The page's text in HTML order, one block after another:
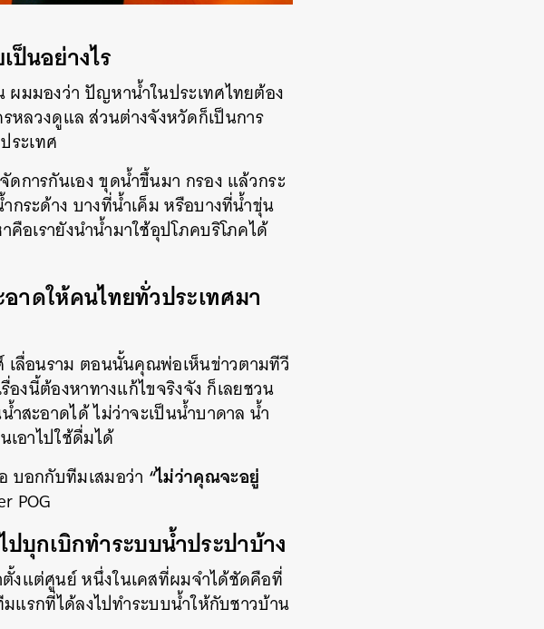
ป็นอย่างไร
ผมมองว่า ปัญหาน้ำในประเทศไทยต้อง
หลวงดูแล ส่วนต่างจังหวัดก็เป็นการ
ระเทศ
การกันเอง ขุดน้ำขึ้นมา กรอง แล้วกระ
ระด้าง บางที่น้ำเค็ม หรือบางที่น้ำขุ่น
เรายังนำน้ำมาใช้อุปโภคบริโภคได้
าดให้คนไทยทั่วประเทศมา
เลื่อนราม ตอนนั้นคุณพ่อเห็นข่าวตามทีวี
งนี้ต้องหาทางแก้ไขจริงจัง ก็เลยชวน
สะอาดได้ ไม่ว่าจะเป็นน้ำบาดาล น้ำ
อาไปใช้ดื่มได้
บอกกับทีมเสมอว่า “ไม่ว่าคุณจะอยู่
POG
บุกเบิกทำระบบน้ำประปาบ้าง
งแต่ศูนย์ หนึ่งในเคสที่ผมจำได้ชัดคือที่
แรกที่ได้ลงไปทำระบบน้ำให้กับชาวบ้าน